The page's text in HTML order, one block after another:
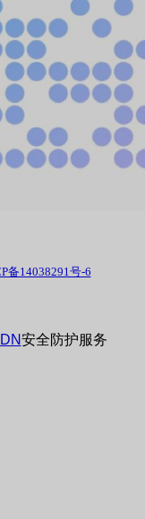
备14038291号-6
安全防护服务